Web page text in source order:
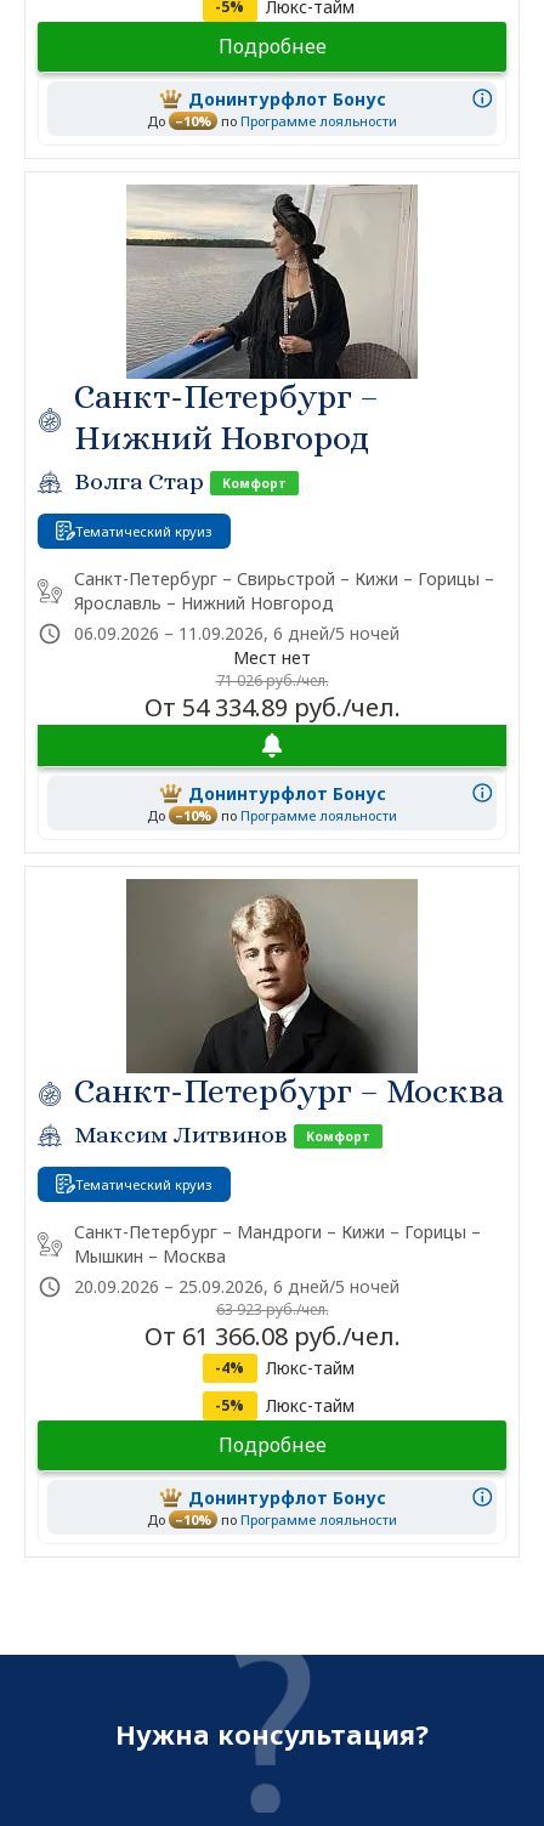
-5% Люкс-тайм
Подробнее
Донинтурфлот Бонус
До –10% по Программе лояльности
Санкт-Петербург –
Нижний Новгород
Волга Стар Комфорт
Тематический круиз
Санкт-Петербург – Свирьстрой – Кижи – Горицы –
Ярославль – Нижний Новгород
06.09.2026 – 11.09.2026, 6 дней/5 ночей
Мест нет
71 026 руб./чел.
От 54 334.89 руб./чел.
Донинтурфлот Бонус
До –10% по Программе лояльности
Санкт-Петербург – Москва
Максим Литвинов Комфорт
Тематический круиз
Санкт-Петербург – Мандроги – Кижи – Горицы –
Мышкин – Москва
20.09.2026 – 25.09.2026, 6 дней/5 ночей
63 923 руб./чел.
От 61 366.08 руб./чел.
-4% Люкс-тайм
-5% Люкс-тайм
Подробнее
Донинтурфлот Бонус
До –10% по Программе лояльности
Нужна консультация?